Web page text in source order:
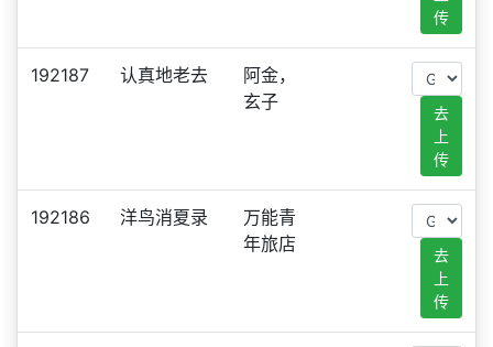
传
192187 认真地老去
阿金，
玄子
去
上
传
192186 洋鸟消夏录
万能青
年旅店
去
上
传